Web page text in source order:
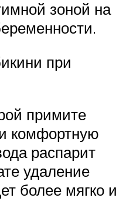
зоной на
при
примите
комфортную
распарит
удаление
более мягко и